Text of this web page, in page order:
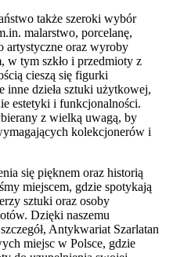
także szeroki wybór
malarstwo, porcelanę,
artystyczne oraz wyroby
w tym szkło i przedmioty z
cieszą się figurki
inne dzieła sztuki użytkowej,
estetyki i funkcjonalności.
z wielką uwagą, by
kolekcjonerów i
się pięknem oraz historią
miejscem, gdzie spotykają
sztuki oraz osoby
Dzięki naszemu
Antykwariat Szarlatan
miejsc w Polsce, gdzie